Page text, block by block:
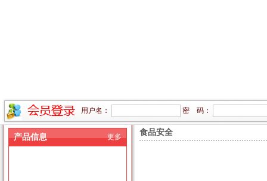
用户名： 密 码：
产品信息 更多 食品安全